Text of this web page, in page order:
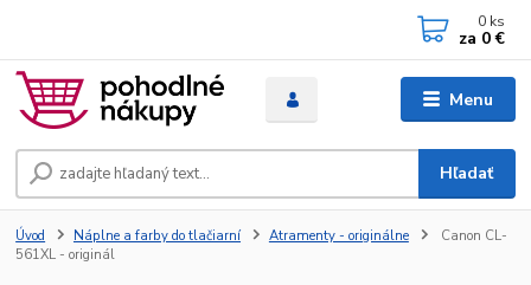
Menu
Hľadať
0 ks
za 0 €
Úvod Náplne a farby do tlačiarní Atramenty - originálne
Canon CL-
561XL - originál